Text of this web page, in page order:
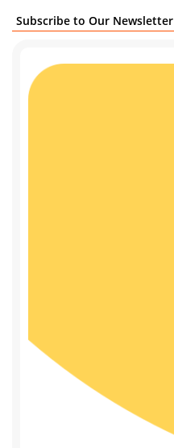
Subscribe to Our Newsletter